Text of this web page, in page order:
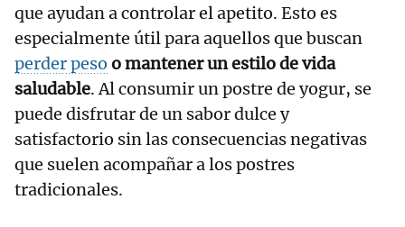
que ayudan a controlar el apetito. Esto es
especialmente útil para aquellos que buscan
perder peso o mantener un estilo de vida
saludable. Al consumir un postre de yogur, se
puede disfrutar de un sabor dulce y
satisfactorio sin las consecuencias negativas
que suelen acompañar a los postres
tradicionales.